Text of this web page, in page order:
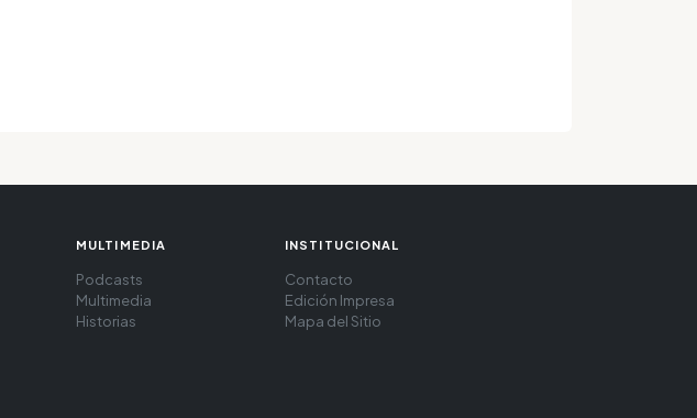
MULTIMEDIA
Podcasts
Multimedia
Historias
INSTITUCIONAL
Contacto
Edición Impresa
Mapa del Sitio